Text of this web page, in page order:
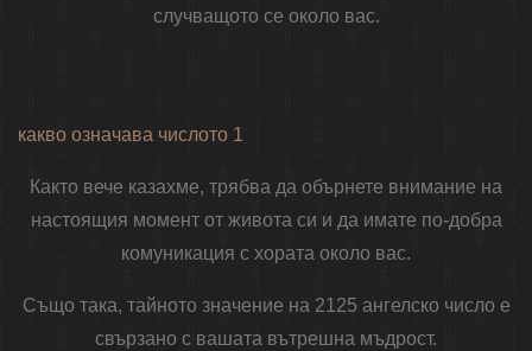
случващото се около вас.
какво означава числото 1
Както вече казахме, трябва да обърнете внимание на
настоящия момент от живота си и да имате по-добра
комуникация с хората около вас.
Също така, тайното значение на 2125 ангелско число е
свързано с вашата вътрешна мъдрост.